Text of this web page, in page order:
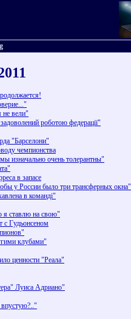
вели"
роботою федерації"
"Барселони"
чемпионства
изначально очень толерантны"
в запасе
у России было три трансферных окна"
в команді"
я ставлю на свою"
с Гудьонсеном
клубами"
ценности "Реала"
Луиса Адриано"